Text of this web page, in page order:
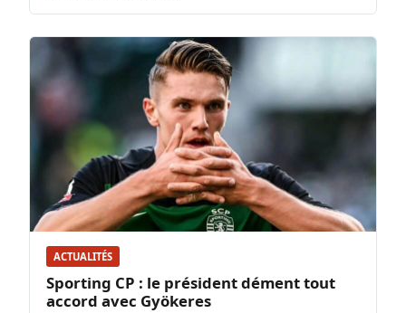
ACTUALITÉS
Sporting CP : le président dément tout
accord avec Gyökeres